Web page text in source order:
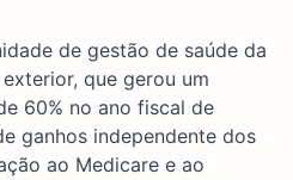
de gestão de saúde da
que gerou um
60% no ano fiscal de
ganhos independente dos
ao Medicare e ao